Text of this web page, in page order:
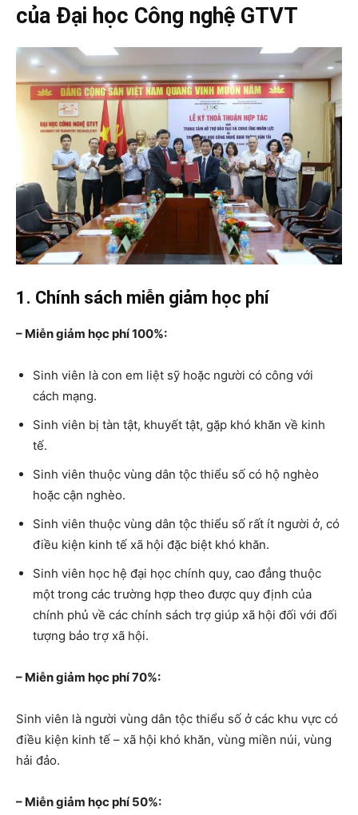
của Đại học Công nghệ GTVT
1. Chính sách miễn giảm học phí
– Miễn giảm học phí 100%:
Sinh viên là con em liệt sỹ hoặc người có công với
cách mạng.
Sinh viên bị tàn tật, khuyết tật, gặp khó khăn về kinh
tế.
Sinh viên thuộc vùng dân tộc thiểu số có hộ nghèo
hoặc cận nghèo.
Sinh viên thuộc vùng dân tộc thiểu số rất ít người ở, có
điều kiện kinh tế xã hội đặc biệt khó khăn.
Sinh viên học hệ đại học chính quy, cao đẳng thuộc
một trong các trường hợp theo được quy định của
chính phủ về các chính sách trợ giúp xã hội đối với đối
tượng bảo trợ xã hội.
– Miễn giảm học phí 70%:
Sinh viên là người vùng dân tộc thiểu số ở các khu vực có
điều kiện kinh tế – xã hội khó khăn, vùng miền núi, vùng
hải đảo.
– Miễn giảm học phí 50%: